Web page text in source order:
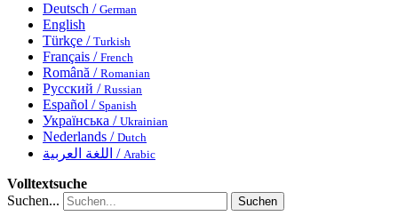
Deutsch / German
English
Türkçe / Turkish
Français / French
Română / Romanian
Русский / Russian
Español / Spanish
Українська / Ukrainian
Nederlands / Dutch
اللغة العربية / Arabic
Volltextsuche
Suchen...
Suchen